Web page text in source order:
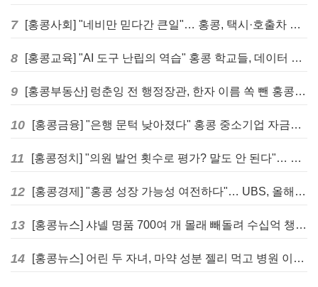
7 [홍콩사회] "네비만 믿다간 큰일"… 홍콩, 택시·호출차 통합 시험 도입하며 규제 본격화
8 [홍콩교육] "AI 도구 난립의 역습" 홍콩 학교들, 데이터 고립에 교육 효과 평가 비상
9 [홍콩부동산] 렁춘잉 전 행정장관, 한자 이름 쏙 뺀 홍콩 고급 아파트 단지들에 쓴소리
10 [홍콩금융] "은행 문턱 낮아졌다" 홍콩 중소기업 자금줄 숨통 트이나… HKMA "2분기 신용 조건 안정적"
11 [홍콩정치] "의원 발언 횟수로 평가? 말도 안 된다"… 홍콩 입법회 의장의 일침
12 [홍콩경제] "홍콩 성장 가능성 여전하다"… UBS, 올해 홍콩 GDP 성장률 전망치 4.5%로 대폭 상향
13 [홍콩뉴스] 샤넬 명품 700여 개 몰래 빼돌려 수십억 챙긴 직원 4년~7년형 선고
14 [홍콩뉴스] 어린 두 자녀, 마약 성분 젤리 먹고 병원 이송… 어머니와 친척 체포